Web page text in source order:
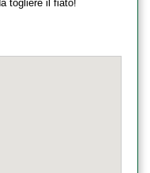
togliere il fiato!